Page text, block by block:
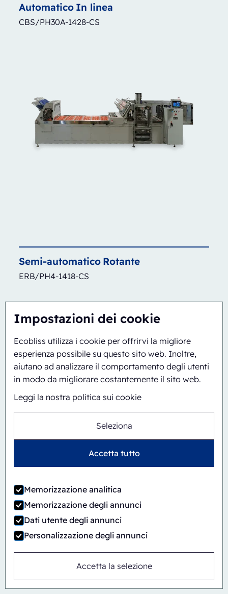
Impostazioni dei cookie
Ecobliss utilizza i cookie per offrirvi la migliore
esperienza possibile su questo sito web. Inoltre,
aiutano ad analizzare il comportamento degli utenti
in modo da migliorare costantemente il sito web.
Leggi la nostra politica sui cookie
Seleziona
Accetta tutto
Memorizzazione analitica
Memorizzazione degli annunci
Dati utente degli annunci
Personalizzazione degli annunci
Accetta la selezione
Automatico In linea
CBS/PH30A-1428-CS
Semi-automatico Rotante
ERB/PH4-1418-CS
AutomaticoIn linea
CBS/PH30-1428-CS